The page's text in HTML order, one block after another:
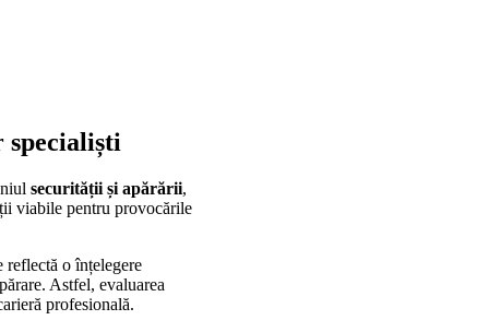
securității și apărării,
viabile pentru provocările
reflectă o înțelegere
Astfel, evaluarea
profesională.